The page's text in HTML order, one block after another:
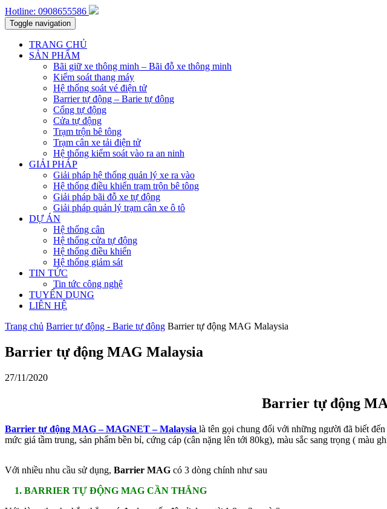
Hotline: 0908655586
Toggle navigation
TRANG CHỦ
SẢN PHẨM
Bãi giữ xe thông minh – Bãi đỗ xe thông minh
Kiểm soát thang máy
Hệ thống soát vé điện tử
Barrier tự động – Barie tự động
Cổng tự động
Cửa tự động
Trạm trộn bê tông
Trạm cân xe tải điện tử
Hệ thống kiểm soát vào ra an ninh
GIẢI PHÁP
Giải pháp hệ thống quản lý xe ra vào
Hệ thống điều khiển trạm trộn bê tông
Giải pháp bãi đỗ xe tự động
Giải pháp quản lý trạm cân xe ô tô
DỰ ÁN
Hệ thống cân
Hệ thống cửa tự động
Hệ thống điều khiển
Hệ thống giảm sát
TIN TỨC
Tin tức công nghệ
TUYỂN DỤNG
LIÊN HỆ
Trang chủ Barrier tự động - Barie tự động Barrier tự động MAG Malaysia
Barrier tự động MAG Malaysia
27/11/2020
Barrier tự động
Barrier tự động MAG – MAGNET – Malaysia là tên gọi chung đối với những người đã biết
mức giá tầm trung, sản phẩm bền bỉ, cứng cáp (cân nặng lên tới 80kg), màu sắc sang trọng ( màu
Với nhiều nhu cầu sử dụng, Barrier MAG có 3 dòng chính như sau
1. BARRIER TỰ ĐỘNG MAG CẦN THẲNG